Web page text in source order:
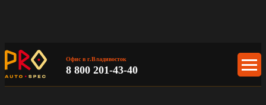
Офис в г.Владивосток
8 800 201-43-40